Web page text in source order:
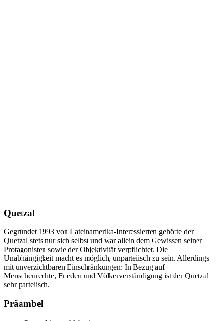
Quetzal
Gegründet 1993 von Lateinamerika-Interessierten gehörte der
Quetzal stets nur sich selbst und war allein dem Gewissen seiner
Protagonisten sowie der Objektivität verpflichtet. Die
Unabhängigkeit macht es möglich, unparteiisch zu sein. Allerdings
mit unverzichtbaren Einschränkungen: In Bezug auf
Menschenrechte, Frieden und Völkerverständigung ist der Quetzal
sehr parteiisch.
Präambel